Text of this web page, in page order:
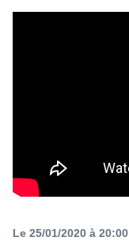
Le 25/01/2020 à 20:00